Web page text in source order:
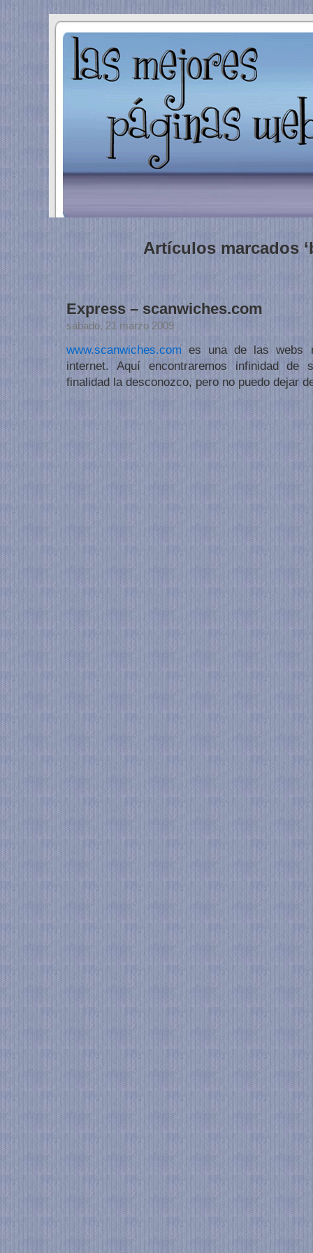
Artículos marcados
Express – scanwiches.com
sábado, 21 marzo 2009
www.scanwiches.com es una de las webs
internet. Aquí encontraremos infinidad de
finalidad la desconozco, pero no puedo dejar